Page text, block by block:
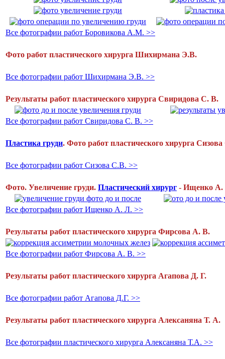
Все фотографии работ Боровикова А.М. >>
Фото работ пластического хирурга Шихирмана Э.В.
Все фотографии работ Шихирмана Э.В. >>
Результаты работ пластического хирурга Свиридова С. В.
Все фотографии работ Свиридова С. В. >>
Пластика груди. Фото работ пластического хирурга
Все фотографии работ Сизова С.В. >>
Фото. Увеличение груди. Пластический хирург - Ищенко А.
Все фотографии работ Ищенко А. Л. >>
Результаты работ пластического хирурга Фирсова А. В.
Все фотографии работ Фирсова А. В. >>
Результаты работ пластического хирурга Агапова Д. Г.
Все фотографии работ Агапова Д.Г. >>
Результаты работ пластического хирурга Алексаняна Т. А.
Все фотографии пластического хирурга Алексаняна Т.А. >>